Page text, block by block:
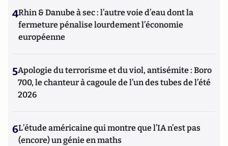
4Rhin & Danube à sec : l’autre voie d’eau dont la
fermeture pénalise lourdement l’économie
européenne
5Apologie du terrorisme et du viol, antisémite : Boro
700, le chanteur à cagoule de l’un des tubes de l’été
2026
6L’étude américaine qui montre que l’IA n’est pas
(encore) un génie en maths